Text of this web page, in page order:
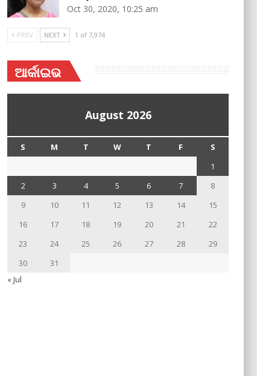
Oct 30, 2020, 10:25 am
PREV NEXT 1 of 7,974
ଆର୍କାଇଭ
August 2026
S M T W T F
S
1
2
3 4 5 6 7
8
9
10 11 12 13 14
15
16
17 18 19 20 21
22
23
24 25 26 27 28
29
30
31
« Jul